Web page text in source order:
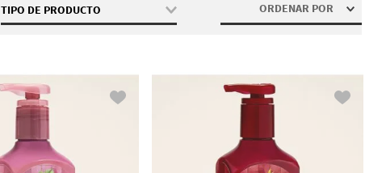
TIPO DE PRODUCTO
ORDENAR POR